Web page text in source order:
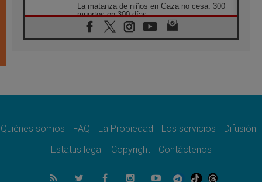
La matanza de niños en Gaza no cesa: 300
muertos en 300 días
07.08.2026
Tagle: La guerra desfigura el mundo, solo la
como misión al servicio del Evangelio
SIGNIS 2026, dar voz a las religiosas en el
07.08.2026
Quiénes somos FAQ La Propiedad Los servicios
Difusión
Estatus legal
Copyright Contáctenos